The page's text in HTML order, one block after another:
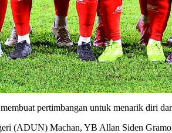
pertimbangan untuk menarik diri
Machan, YB Allan Siden